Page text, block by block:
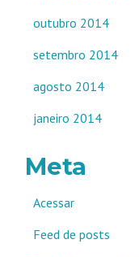
outubro 2014
setembro 2014
agosto 2014
janeiro 2014
Meta
Acessar
Feed de posts